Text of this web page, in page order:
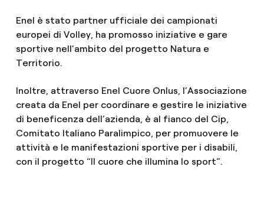
Enel è stato partner ufficiale dei campionati
europei di Volley, ha promosso iniziative e gare
sportive nell’ambito del progetto Natura e
Territorio.
Inoltre, attraverso Enel Cuore Onlus, l’Associazione
creata da Enel per coordinare e gestire le iniziative
di beneficenza dell’azienda, è al fianco del Cip,
Comitato Italiano Paralimpico, per promuovere le
attività e le manifestazioni sportive per i disabili,
con il progetto “Il cuore che illumina lo sport”.